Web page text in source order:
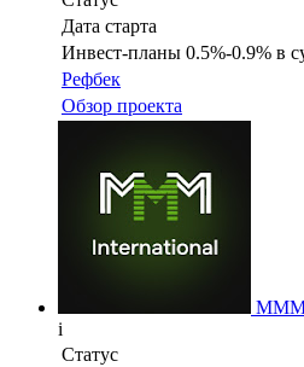
Дата старта
Инвест-планы 0.5%-0.9% в
Рефбек
Обзор проекта
i
Статус